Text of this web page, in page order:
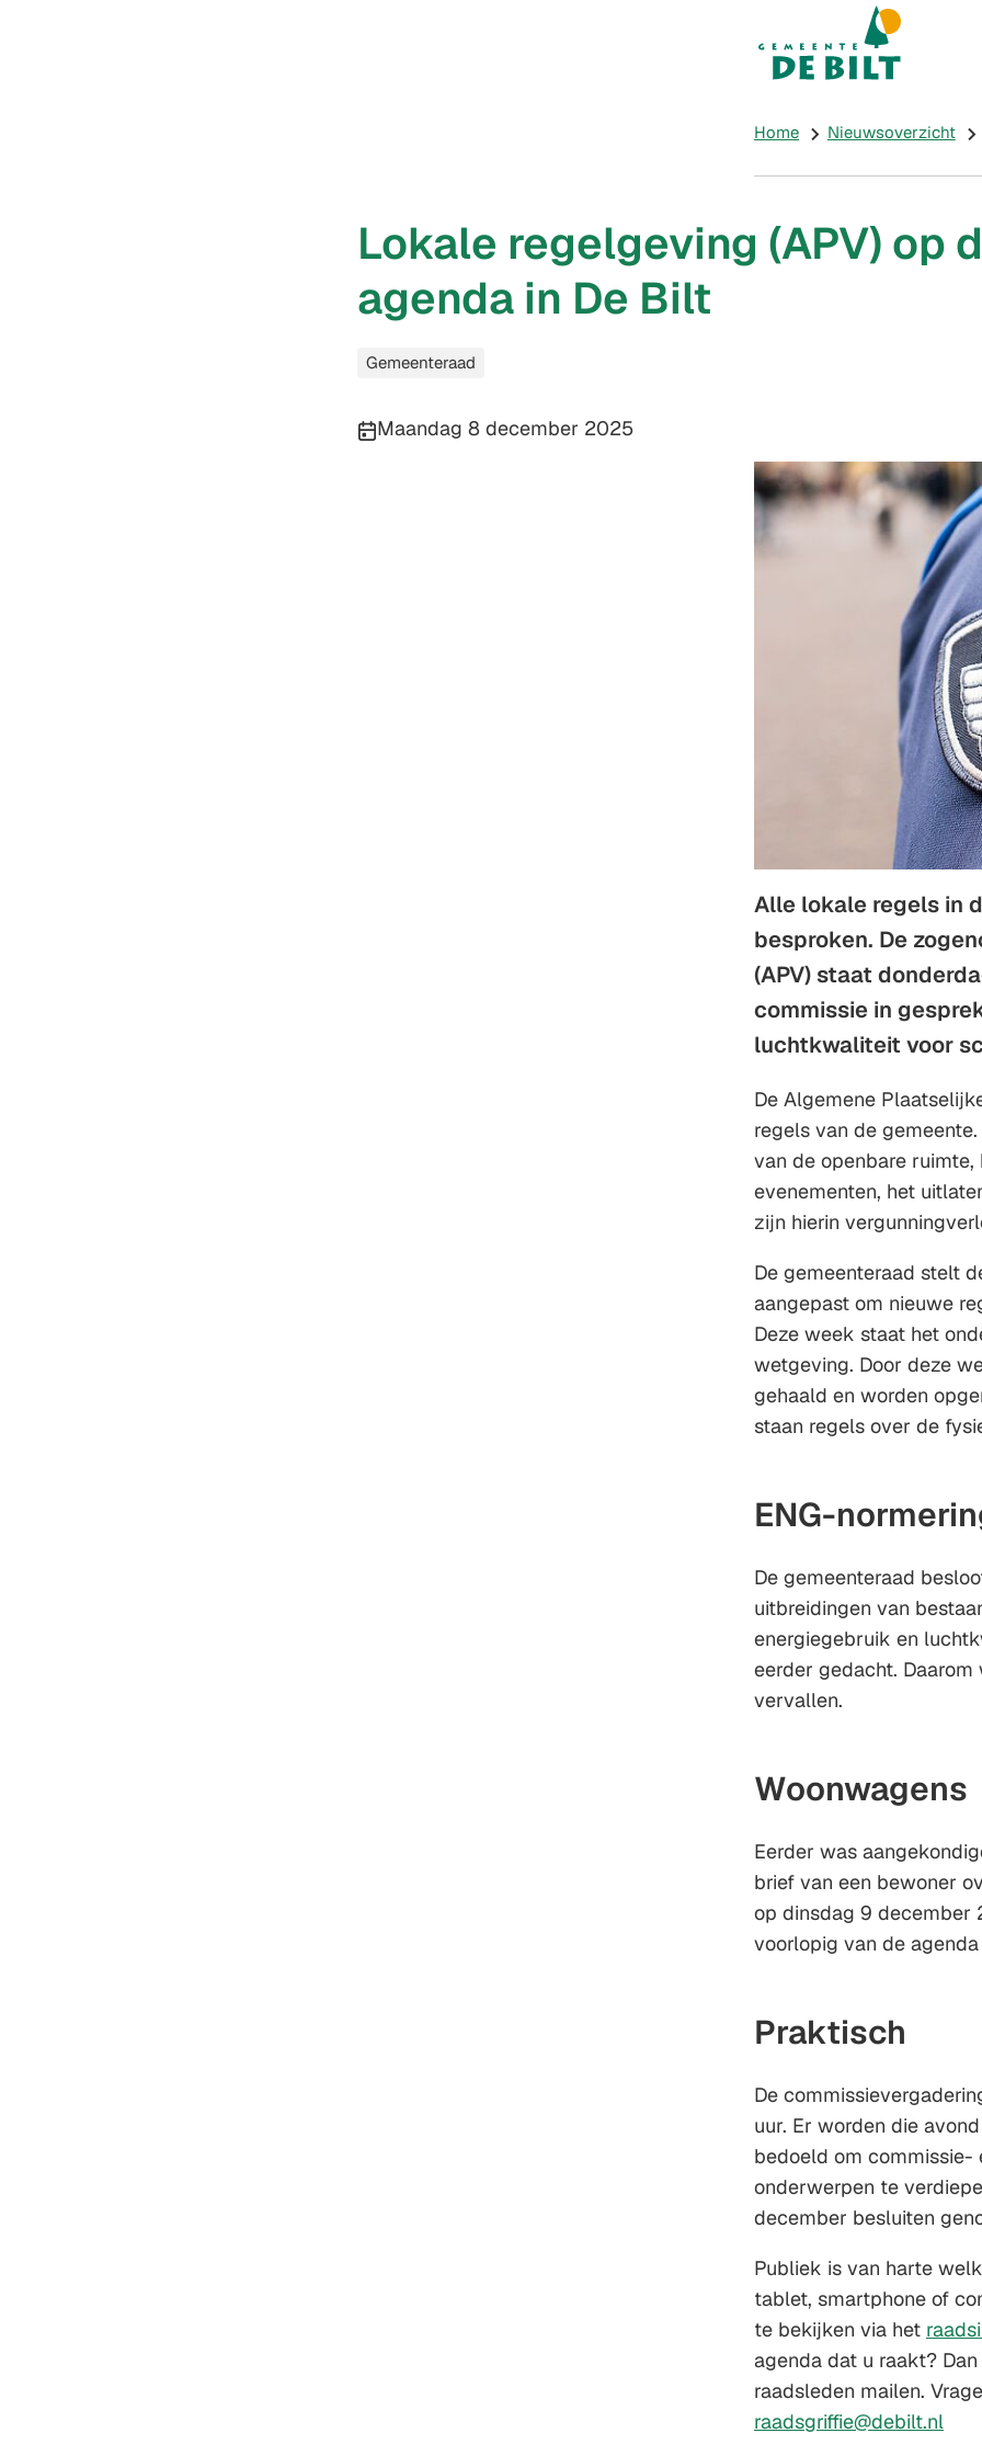
Mijn De Bilt
(Verwijst naar
Home Nieuwsoverzicht
Lokale regelgeving (APV) op
agenda in De Bilt
Gemeenteraad
Publicatiedatum:
Maandag 8 december 2025
Alle lokale regels in
besproken. De
(APV) staat
commissie in
luchtkwaliteit voor
De Algemene
regels van de
van de openbare
evenementen, het
zijn hierin
De gemeenteraad stelt
aangepast om nieuwe
Deze week staat het
wetgeving. Door deze
gehaald en worden
staan regels over de
ENG-
De gemeenteraad
uitbreidingen van
energiegebruik en
eerder gedacht.
vervallen.
Woonwagens
Eerder was
brief van een bewoner
op dinsdag 9 december
voorlopig van de
Praktisch
De
uur. Er worden die
bedoeld om commissie-
onderwerpen te
december besluiten
Publiek is van harte
tablet, smartphone of
te bekijken via het
agenda dat u raakt?
raadsleden mailen.
raadsgriffie@debilt.nl